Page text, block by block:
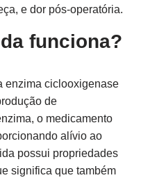
e dor pós-operatória.
funciona?
enzima ciclooxigenase
de
o medicamento
alívio ao
possui propriedades
significa que também